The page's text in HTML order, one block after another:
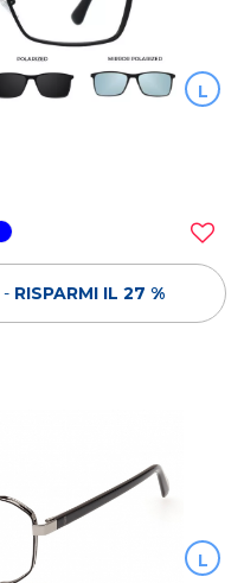
L
- RISPARMI IL 27 %
L